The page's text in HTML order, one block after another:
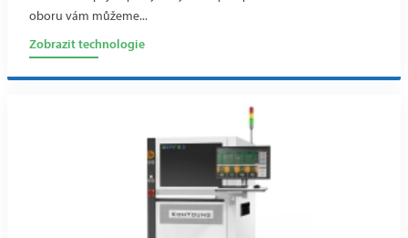
oboru vám můžeme...
Zobrazit technologie